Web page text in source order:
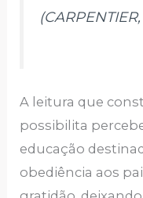
A leitura que
possibilita
educação
obediência aos